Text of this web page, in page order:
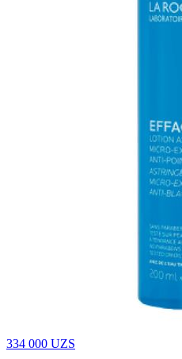
334 000 UZS